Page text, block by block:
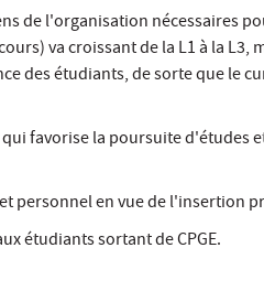
de l'organisation nécessaires
va croissant de la L1 à la L3,
des étudiants, de sorte que le
favorise la poursuite d'études
personnel en vue de l'insertion
étudiants sortant de CPGE.